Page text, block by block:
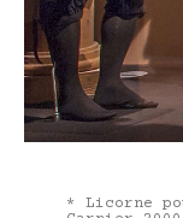
* Licorne